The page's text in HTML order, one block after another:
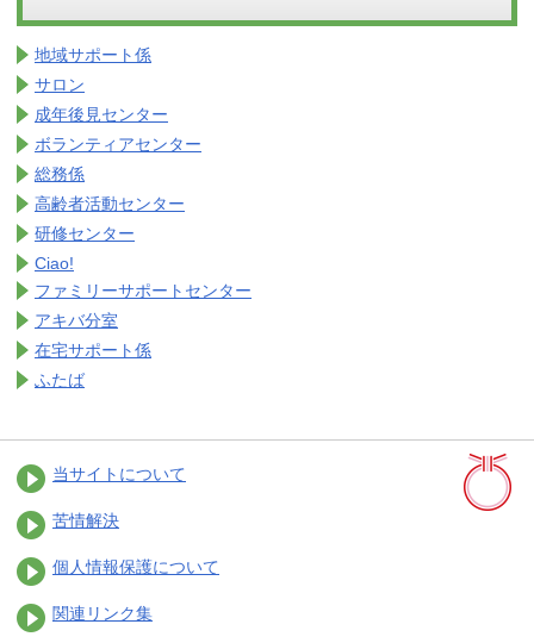
地域サポート係
サロン
成年後見センター
ボランティアセンター
総務係
高齢者活動センター
研修センター
Ciao!
ファミリーサポートセンター
アキバ分室
在宅サポート係
ふたば
当サイトについて
苦情解決
個人情報保護について
関連リンク集